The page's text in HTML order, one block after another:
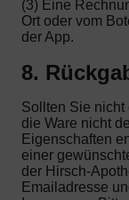
(3) Eine
Ort oder vom
der App.
8.
Sollten Sie nicht
die Ware nicht
Eigenschaften
einer
der Hirsch-
Emailadresse